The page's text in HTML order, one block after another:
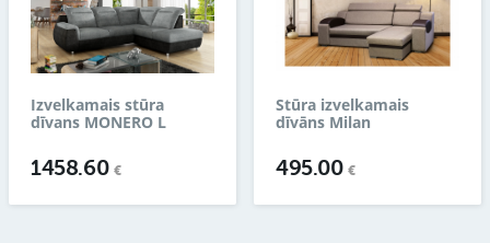
Izvelkamais stūra
dīvans MONERO L
1458.60 €
Stūra izvelkamais
dīvāns Milan
495.00€